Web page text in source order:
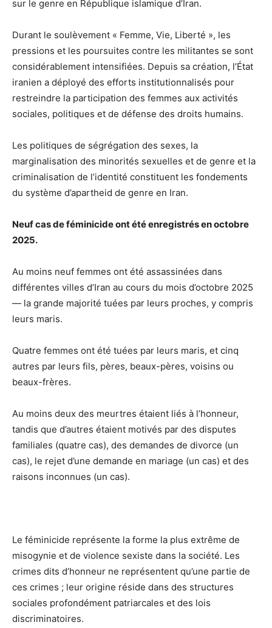
sur le genre en République islamique d’Iran.
Durant le soulèvement « Femme, Vie, Liberté », les
pressions et les poursuites contre les militantes se sont
considérablement intensifiées. Depuis sa création, l’État
iranien a déployé des efforts institutionnalisés pour
restreindre la participation des femmes aux activités
sociales, politiques et de défense des droits humains.
Les politiques de ségrégation des sexes, la
marginalisation des minorités sexuelles et de genre et la
criminalisation de l’identité constituent les fondements
du système d’apartheid de genre en Iran.
Neuf cas de féminicide ont été enregistrés en octobre
2025.
Au moins neuf femmes ont été assassinées dans
différentes villes d’Iran au cours du mois d’octobre 2025
— la grande majorité tuées par leurs proches, y compris
leurs maris.
Quatre femmes ont été tuées par leurs maris, et cinq
autres par leurs fils, pères, beaux-pères, voisins ou
beaux-frères.
Au moins deux des meurtres étaient liés à l’honneur,
tandis que d’autres étaient motivés par des disputes
familiales (quatre cas), des demandes de divorce (un
cas), le rejet d’une demande en mariage (un cas) et des
raisons inconnues (un cas).
Le féminicide représente la forme la plus extrême de
misogynie et de violence sexiste dans la société. Les
crimes dits d’honneur ne représentent qu’une partie de
ces crimes ; leur origine réside dans des structures
sociales profondément patriarcales et des lois
discriminatoires.